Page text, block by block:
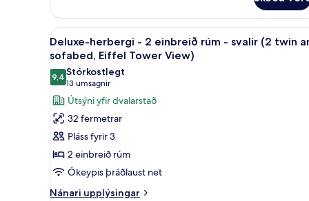
garð
-
tvíbreitt
rúm
-
útsýni
yfir
garð
Skoða
allar
myndir
fyrir
Deluxe-
herbergi
-
2
einbreið
rúm
-
Deluxe-herbergi - 2 einbreið
5
Deluxe-herbergi - 2 einbreið rúm - svalir (2 twin
sofabed, Eiffel Tower View)
9,49,4 af 10
Stórkostlegt
13 umsagnir
(13
umsagnir)
Útsýni yfir dvalarstað
32 fermetrar
Pláss fyrir 3
2 einbreið rúm
Ókeypis þráðlaust net
Nánari upplýsingar
Nánari